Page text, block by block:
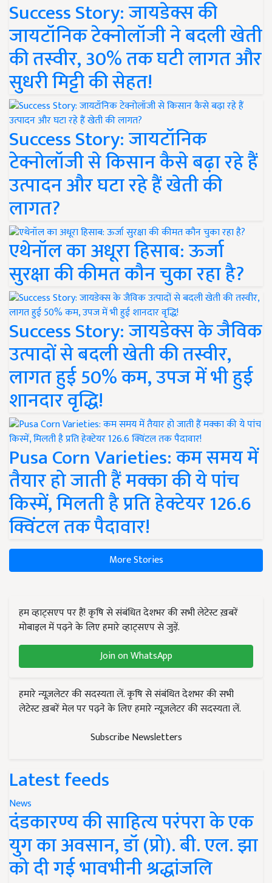
Success Story: जायडेक्स की
जायटॉनिक टेक्नोलॉजी ने बदली खेती
की तस्वीर, 30% तक घटी लागत और
सुधरी मिट्टी की सेहत!
Success Story: जायटॉनिक
टेक्नोलॉजी से किसान कैसे बढ़ा रहे हैं
उत्पादन और घटा रहे हैं खेती की
लागत?
एथेनॉल का अधूरा हिसाब: ऊर्जा
सुरक्षा की कीमत कौन चुका रहा है?
Success Story: जायडेक्स के जैविक
उत्पादों से बदली खेती की तस्वीर,
लागत हुई 50% कम, उपज में भी हुई
शानदार वृद्धि!
Pusa Corn Varieties: कम समय में
तैयार हो जाती हैं मक्का की ये पांच
किस्में, मिलती है प्रति हेक्टेयर 126.6
क्विंटल तक पैदावार!
More Stories
हम व्हाट्सएप पर हैं! कृषि से संबंधित देशभर की सभी लेटेस्ट ख़बरें
मोबाइल में पढ़ने के लिए हमारे व्हाट्सएप से जुड़ें.
Join on WhatsApp
हमारे न्यूज़लेटर की सदस्यता लें. कृषि से संबंधित देशभर की सभी
लेटेस्ट ख़बरें मेल पर पढ़ने के लिए हमारे न्यूज़लेटर की सदस्यता लें.
Subscribe Newsletters
Latest feeds
News
दंडकारण्य की साहित्य परंपरा के एक
युग का अवसान, डॉ (प्रो). बी. एल. झा
को दी गई भावभीनी श्रद्धांजलि